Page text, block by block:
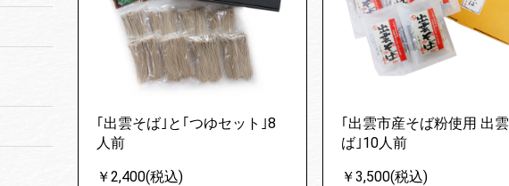
｢出雲そば｣と｢つゆセット｣8
人前
￥2,400(税込)
｢出雲市産そば粉使用 出
ば｣10人前
￥3,500(税込)